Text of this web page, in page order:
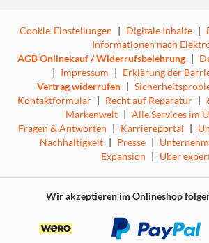
Cookie-Einstellungen | Digitale Inhalte |
Informationen nach
AGB Onlinekauf / Widerrufsbelehrung |
| Impressum | Erklärung der
Vertrag widerrufen |
Kontaktformular | Recht auf Reparatur |
Markenwelt | Alle Services im
Fragen & Antworten | Karriereportal |
Nachhaltigkeit | Presse |
Expansion | Über
Wir akzeptieren im Onlineshop